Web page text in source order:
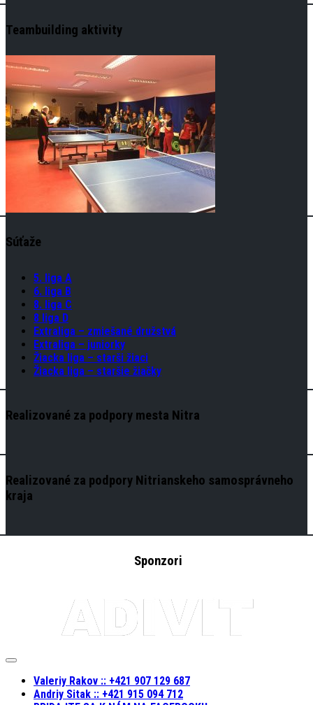
Teambuilding aktivity
Súťaže
5. liga A
6. liga B
8. liga C
8 liga D
Extraliga – zmiešané družstvá
Extraliga – juniorky
Žiacka liga – starši žiaci
Žiacka liga – staršie žiačky
Realizované za podpory mesta Nitra
Realizované za podpory Nitrianskeho samosprávneho
kraja
Sponzori
Expand
Valeriy Rakov :: +421 907 129 687
Andriy Sitak :: +421 915 094 712